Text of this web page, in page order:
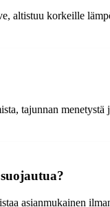
altistuu korkeille
tajunnan
asianmukainen